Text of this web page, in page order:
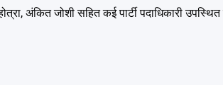
अंकित जोशी सहित कई पार्टी पदाधिकारी उपस्थित